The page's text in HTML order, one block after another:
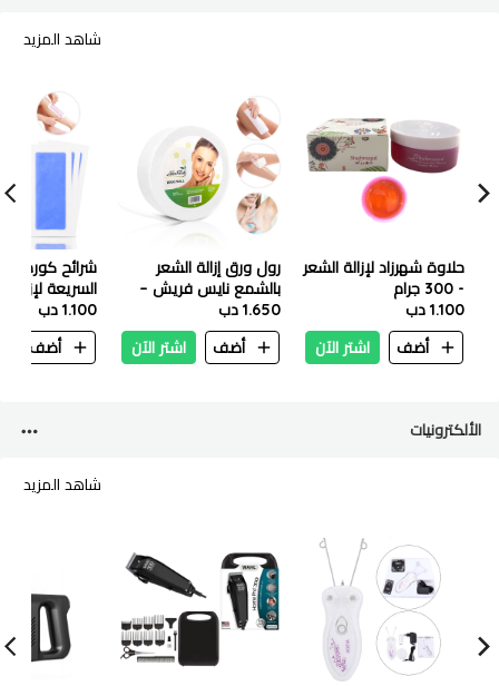
شاهد المزيد
حلاوة شهرزاد لإزالة الشعر
- 300 جرام
1.100 دب
أضف
اشتر الآن
رول ورق إزالة الشعر
بالشمع نايس فريش –
50 متر
1.650 دب
أضف
اشتر الآن
شرائح
السريعة لإزالة
اللافندر
1.100 دب
أضف
الألكترونيات
شاهد المزيد